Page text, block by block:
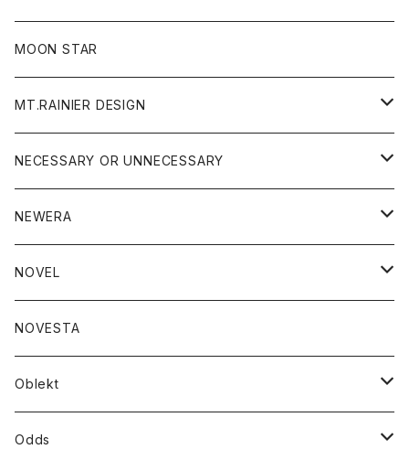
フリース
ジャケット
ニット
パンツ
帽子
MOON STAR
MT.RAINIER DESIGN
アウター
コート
ジャケット
アクセサリー
バッグ
グッズ
ウォレット
靴
トップス
ジャケット
シャツ
ボトム
ショートパンツ
レディース
NECESSARY OR UNNECESSARY
アウター
コート
ジャケット
アクセサリー
バッグ
ブレスレット
グッズ
靴
ストール/マフラー
トップス
シャツ
ボトム
NEWERA
帽子
NOVEL
トップス
カットソー
スエット
ボトム
NOVESTA
Oblekt
ボトム
Odds